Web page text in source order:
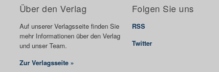
Über den Verlag
Auf unserer Verlagsseite finden Sie
mehr Informationen über den Verlag
und unser Team.
Zur Verlagsseite »
Folgen Sie uns
RSS
Twitter